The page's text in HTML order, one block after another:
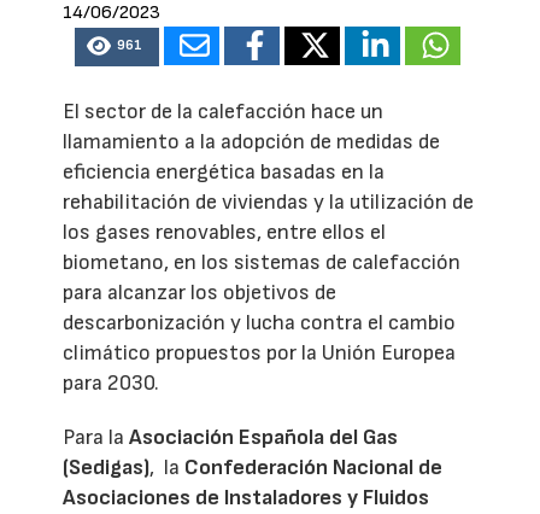
14/06/2023
961
El sector de la calefacción hace un
llamamiento a la adopción de medidas de
eficiencia energética basadas en la
rehabilitación de viviendas y la utilización de
los gases renovables, entre ellos el
biometano, en los sistemas de calefacción
para alcanzar los objetivos de
descarbonización y lucha contra el cambio
climático propuestos por la Unión Europea
para 2030.
Para laAsociación Española del Gas
(Sedigas), la Confederación Nacional de
Asociaciones de Instaladores y Fluidos